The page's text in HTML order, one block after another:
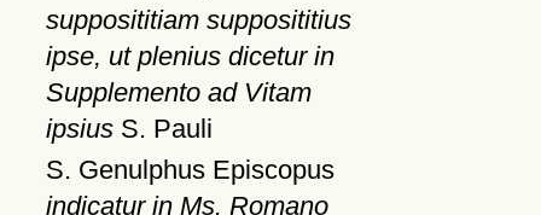
supposititiam supposititius
ipse, ut plenius dicetur in
Supplemento ad Vitam
ipsiusS. Pauli
S. Genulphus Episcopus
indicatur in Ms. Romano